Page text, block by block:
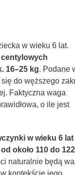
w wieku 6 lat.
centylowych
16–25 kg. Podane
się do węższego
Faktyczna waga
o ile jest
w wieku 6 lat
około 110 do
naturalnie będą
kontekście jego